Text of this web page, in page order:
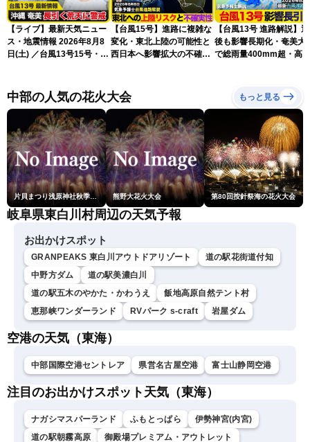
【ライブ】最新天気ニュー
ス・地震情報 2026年8月8
日(土) ／台風13号15号・ゲ
ニュースLiVEイブニング・
小川千奈／芳野達郎〉
【台風15号】進路に複雑な
変化・東北上陸の可能性と
西日本へ影響拡大の不確実
【台風13号 進路解説】
後も影響長期化・奄美大
で総雨量400mm超・高波
中部の人気の花火大会 もっと見る
片貝まつり浅原神社秋季例大祭奉納大煙火 熊野大花火大会 第80回按針祭海の花火大会
岐阜県東白川村周辺の天気予報
お出かけスポット
GRANPEAKS 東白川アウトドアリゾート
道の駅花街道付知
中野方ダム
道の駅美濃白川
道の駅五木のやかた・かわうえ
飯地高原自然テント村
恵那峡ワンダーランド
RVパーク s-craft 岩屋ダム
空港の天気（東海）
中部国際空港セントレア 県営名古屋空港 富士山静岡空港
注目のお出かけスポット天気（東海）
ナガシマスパーランド ふもとっぱら
伊勢神宮(内宮)
道の駅朝霧高原
御殿場プレミアム・アウトレット